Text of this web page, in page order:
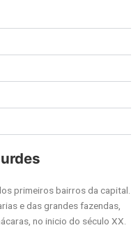
primeiros bairros da capital.
e das grandes fazendas,
no inicio do século XX.